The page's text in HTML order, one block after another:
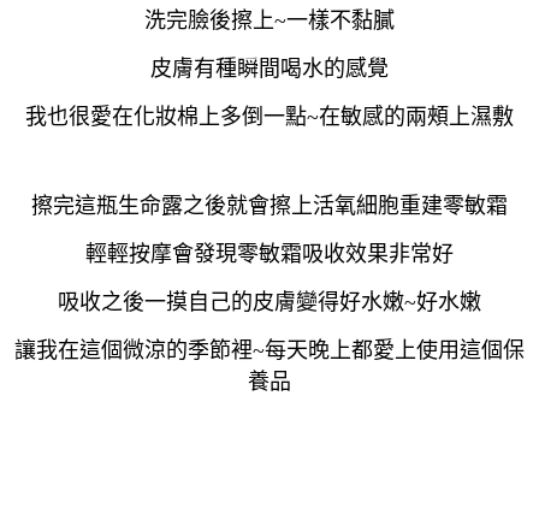
洗完臉後擦上~一樣不黏膩
皮膚有種瞬間喝水的感覺
我也很愛在化妝棉上多倒一點~在敏感的兩頰上濕敷
擦完這瓶生命露之後就會擦上活氧細胞重建零敏霜
輕輕按摩會發現零敏霜吸收效果非常好
吸收之後一摸自己的皮膚變得好水嫩~好水嫩
讓我在這個微涼的季節裡~每天晚上都愛上使用這個保
養品